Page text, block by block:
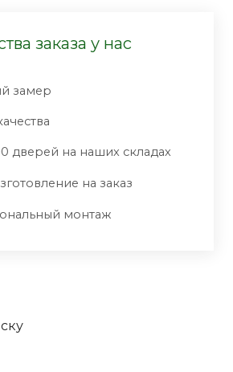
заказа у нас
замер
дверей на наших складах
на заказ
монтаж